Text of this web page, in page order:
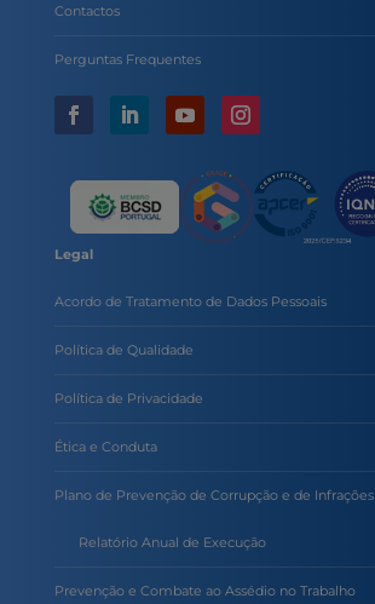
Contactos
Perguntas Frequentes
Legal
Acordo de Tratamento de Dados Pessoais
Política de Qualidade
Política de Privacidade
Ética e Conduta
Plano de Prevenção de Corrupção e de Infrações
Relatório Anual de Execução
Prevenção e Combate ao Assédio no Trabalho